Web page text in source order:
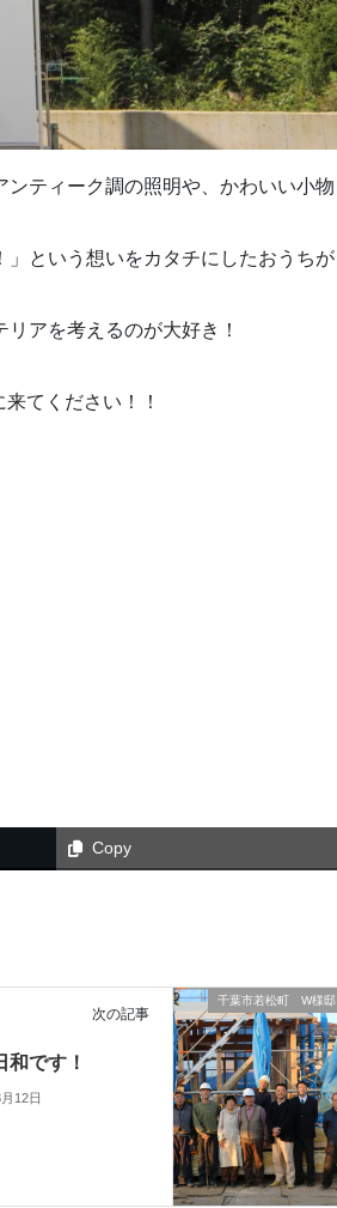
ティーク調の照明や、かわいい小物
という想いをカタチにしたおうちが
アを考えるのが大好き！
てください！！
Copy
千葉市若松町 W様邸
次の記事
和です！
12日